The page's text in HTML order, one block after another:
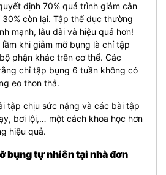
định 70% quá trình giảm cân
còn lại. Tập thể dục thường
mạnh, lâu dài và hiệu quả hơn!
khi giảm mỡ bụng là chỉ tập
phận khác trên cơ thể. Các
chỉ tập bụng 6 tuần không có
eo thon thả.
tập chịu sức nặng và các bài tập
bơi lội,… một cách khoa học hơn
hiệu quả.
bụng tự nhiên tại nhà đơn